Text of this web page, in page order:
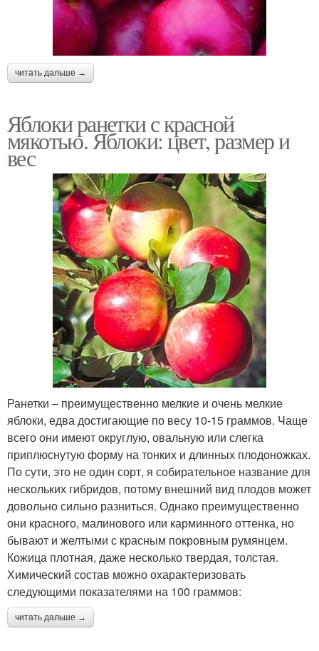
читать дальше →
Яблоки ранетки с красной
мякотью. Яблоки: цвет, размер и
вес
Ранетки – преимущественно мелкие и очень мелкие
яблоки, едва достигающие по весу 10-15 граммов. Чаще
всего они имеют округлую, овальную или слегка
приплюснутую форму на тонких и длинных плодоножках.
По сути, это не один сорт, я собирательное название для
нескольких гибридов, потому внешний вид плодов может
довольно сильно разниться. Однако преимущественно
они красного, малинового или карминного оттенка, но
бывают и желтыми с красным покровным румянцем.
Кожица плотная, даже несколько твердая, толстая.
Химический состав можно охарактеризовать
следующими показателями на 100 граммов:
читать дальше →